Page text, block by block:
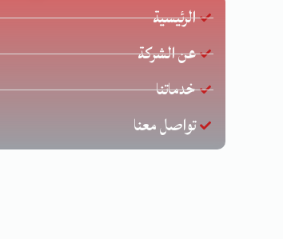
الرئيسية
عن الشركة
خدماتنا
تواصل معنا